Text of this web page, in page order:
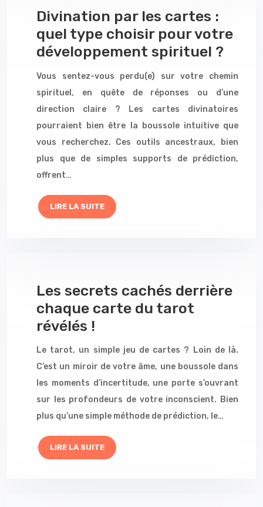
Divination par les cartes :
quel type choisir pour votre
développement spirituel ?
Vous sentez-vous perdu(e) sur votre chemin
spirituel, en quête de réponses ou d’une
direction claire ? Les cartes divinatoires
pourraient bien être la boussole intuitive que
vous recherchez. Ces outils ancestraux, bien
plus que de simples supports de prédiction,
offrent…
LIRE LA SUITE
Les secrets cachés derrière
chaque carte du tarot
révélés !
Le tarot, un simple jeu de cartes ? Loin de là.
C’est un miroir de votre âme, une boussole dans
les moments d’incertitude, une porte s’ouvrant
sur les profondeurs de votre inconscient. Bien
plus qu’une simple méthode de prédiction, le…
LIRE LA SUITE